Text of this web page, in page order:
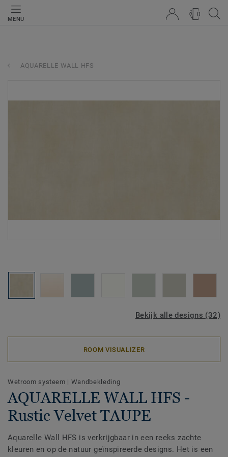
MENU
0
AQUARELLE WALL HFS
Bekijk alle designs (32)
ROOM VISUALIZER
Wetroom systeem | Wandbekleding
AQUARELLE WALL HFS -
Rustic Velvet TAUPE
Aquarelle Wall HFS is verkrijgbaar in een reeks zachte
kleuren en op de natuur geïnspireerde designs. Het is een